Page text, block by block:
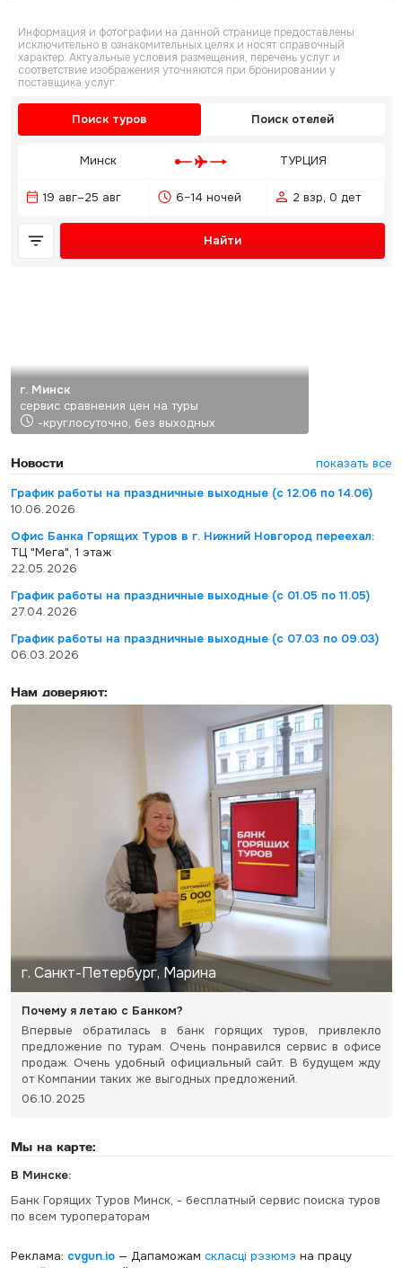
Информация и фотографии на данной странице предоставлены
исключительно в ознакомительных целях и носят справочный
характер. Актуальные условия размещения, перечень услуг и
соответствие изображения уточняются при бронировании у
поставщика услуг.
Поиск туров Поиск отелей
Минск ТУРЦИЯ
19 авг–25 авг 6–14 ночей 2 взр, 0 дет
Найти
г. Минск
сервис сравнения цен на туры
-круглосуточно, без выходных
Новости
показать все
График работы на праздничные выходные (с 12.06 по 14.06)
10.06.2026
Офис Банка Горящих Туров в г. Нижний Новгород переехал:
ТЦ "Мега", 1 этаж
22.05.2026
График работы на праздничные выходные (с 01.05 по 11.05)
27.04.2026
График работы на праздничные выходные (с 07.03 по 09.03)
06.03.2026
Нам доверяют:
г. Санкт-Петербург, Марина
Почему я летаю с Банком?
Впервые обратилась в банк горящих туров, привлекло
предложение по турам. Очень понравился сервис в офисе
продаж. Очень удобный официальный сайт. В будущем жду
от Компании таких же выгодных предложений.
06.10.2025
Мы на карте:
В Минске:
Банк Горящих Туров Минск, - бесплатный сервис поиска туров
по всем туроператорам
Реклама: cvgun.io— Дапаможам скласці рэзюмэ на працу